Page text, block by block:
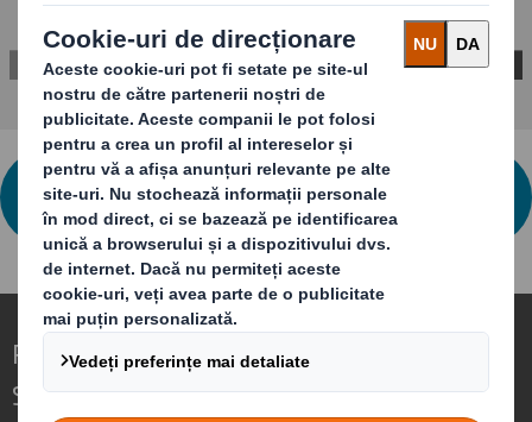
CONTACTAȚI-NE PENTRU MAI MULTE
INFORMAȚII
Redefinirea Ambalajelor pentru o Lume în
Schimbare